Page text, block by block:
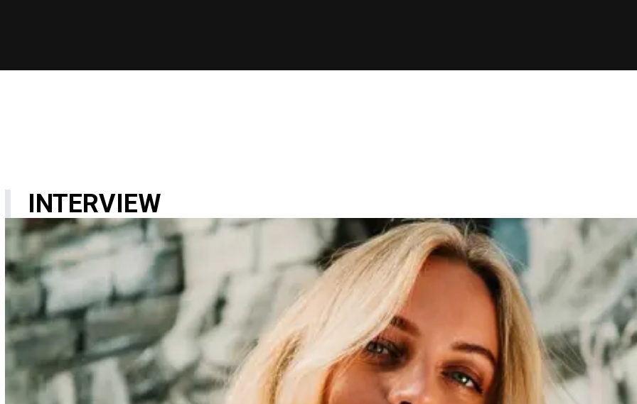
INTERVIEW